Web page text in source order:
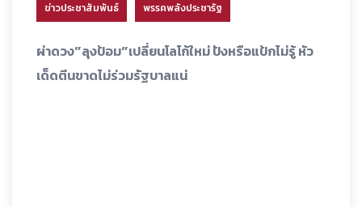
ข่าวประชาสัมพันธ์ พรรคพลังประชารัฐ
ผ่าดวง”ลุงป้อม”เปลี่ยนโลโก้ใหม่ ปังหรือแป้กไม่รู้ หัว
เด็ดตีนขาดไม่ร่วมรัฐบาลแน่